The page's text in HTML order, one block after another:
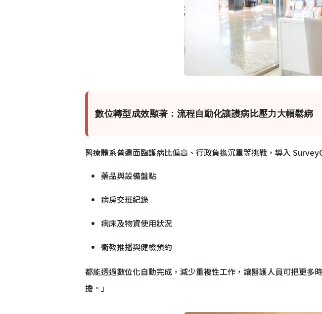
數位轉型成效顯著：流程自動化讓護病比壓力大幅鬆綁
醫療體系普遍面臨護病比偏高、行政負擔沉重等挑戰，導入
藥品與設備盤點
病房交班紀錄
病床及物資使用狀況
衛教推播與健檢預約
都能透過數位化自動完成，減少重複性工作，讓醫護人員可把更多
擔。」